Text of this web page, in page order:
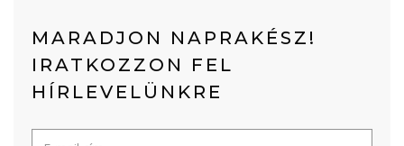
MARADJON NAPRAKÉSZ!
IRATKOZZON FEL
HÍRLEVELÜNKRE